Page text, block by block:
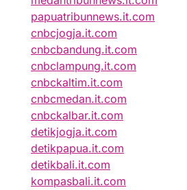
papuatribunnews.it.com
cnbcjogja.it.com
cnbcbandung.it.com
cnbclampung.it.com
cnbckaltim.it.com
cnbcmedan.it.com
cnbckalbar.it.com
detikjogja.it.com
detikpapua.it.com
detikbali.it.com
kompasbali.it.com